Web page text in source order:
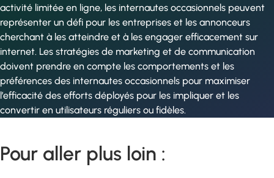
activité limitée en ligne, les internautes occasionnels peuvent
représenter un défi pour les entreprises et les annonceurs
cherchant à les atteindre et à les engager efficacement sur
internet. Les stratégies de marketing et de communication
doivent prendre en compte les comportements et les
préférences des internautes occasionnels pour maximiser
l’efficacité des efforts déployés pour les impliquer et les
convertir en utilisateurs réguliers ou fidèles.
Pour aller plus loin :